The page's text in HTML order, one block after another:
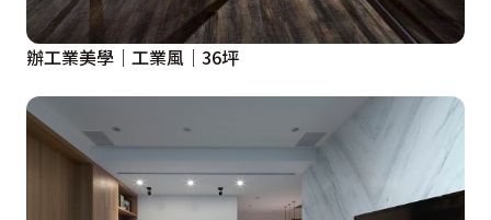
辦工業美學｜工業風｜36坪